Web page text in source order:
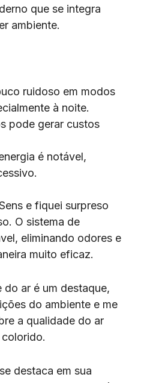
que se integra
ambiente.
ruidoso em modos
à noite.
pode gerar custos
é notável,
e fiquei surpreso
O sistema de
eliminando odores e
muito eficaz.
do ar é um destaque,
do ambiente e me
a qualidade do ar
destaca em sua